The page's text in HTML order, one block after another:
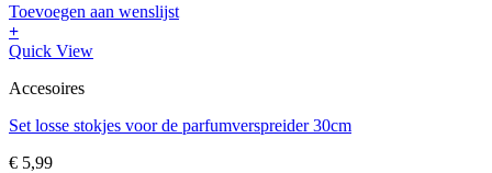
Toevoegen aan wenslijst
+
Quick View
Accesoires
Set losse stokjes voor de parfumverspreider 30cm
€ 5,99